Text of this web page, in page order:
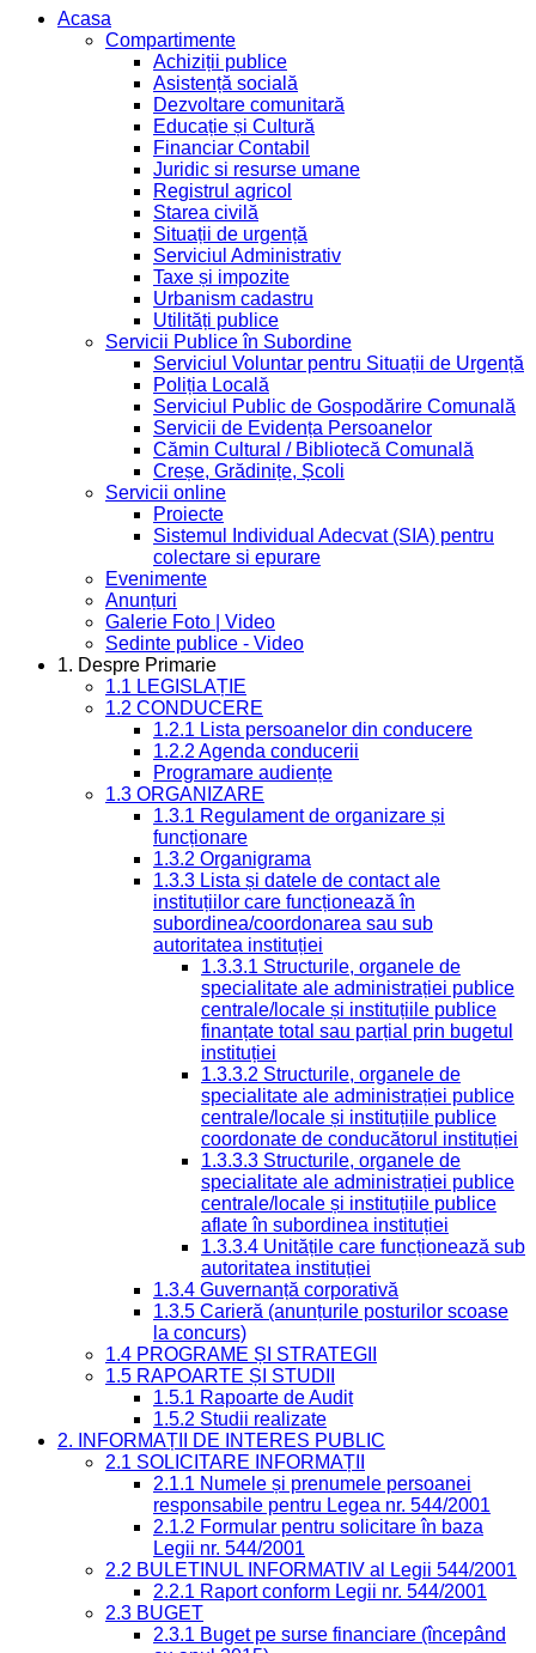
Acasa
Compartimente
Achiziții publice
Asistență socială
Dezvoltare comunitară
Educație și Cultură
Financiar Contabil
Juridic si resurse umane
Registrul agricol
Starea civilă
Situații de urgență
Serviciul Administrativ
Taxe și impozite
Urbanism cadastru
Utilități publice
Servicii Publice în Subordine
Serviciul Voluntar pentru Situații de Urgență
Poliția Locală
Serviciul Public de Gospodărire Comunală
Servicii de Evidența Persoanelor
Cămin Cultural / Bibliotecă Comunală
Creșe, Grădinițe, Școli
Servicii online
Proiecte
Sistemul Individual Adecvat (SIA) pentru
colectare si epurare
Evenimente
Anunțuri
Galerie Foto | Video
Sedinte publice - Video
1. Despre Primarie
1.1 LEGISLAȚIE
1.2 CONDUCERE
1.2.1 Lista persoanelor din conducere
1.2.2 Agenda conducerii
Programare audiențe
1.3 ORGANIZARE
1.3.1 Regulament de organizare și
funcționare
1.3.2 Organigrama
1.3.3 Lista și datele de contact ale
instituțiilor care funcționează în
subordinea/coordonarea sau sub
autoritatea instituției
1.3.3.1 Structurile, organele de
specialitate ale administrației publice
centrale/locale și instituțiile publice
finanțate total sau parțial prin bugetul
instituției
1.3.3.2 Structurile, organele de
specialitate ale administrației publice
centrale/locale și instituțiile publice
coordonate de conducătorul instituției
1.3.3.3 Structurile, organele de
specialitate ale administrației publice
centrale/locale și instituțiile publice
aflate în subordinea instituției
1.3.3.4 Unitățile care funcționează sub
autoritatea instituției
1.3.4 Guvernanță corporativă
1.3.5 Carieră (anunțurile posturilor scoase
la concurs)
1.4 PROGRAME ȘI STRATEGII
1.5 RAPOARTE ȘI STUDII
1.5.1 Rapoarte de Audit
1.5.2 Studii realizate
2. INFORMAȚII DE INTERES PUBLIC
2.1 SOLICITARE INFORMAȚII
2.1.1 Numele și prenumele persoanei
responsabile pentru Legea nr. 544/2001
2.1.2 Formular pentru solicitare în baza
Legii nr. 544/2001
2.2 BULETINUL INFORMATIV al Legii 544/2001
2.2.1 Raport conform Legii nr. 544/2001
2.3 BUGET
2.3.1 Buget pe surse financiare (începând